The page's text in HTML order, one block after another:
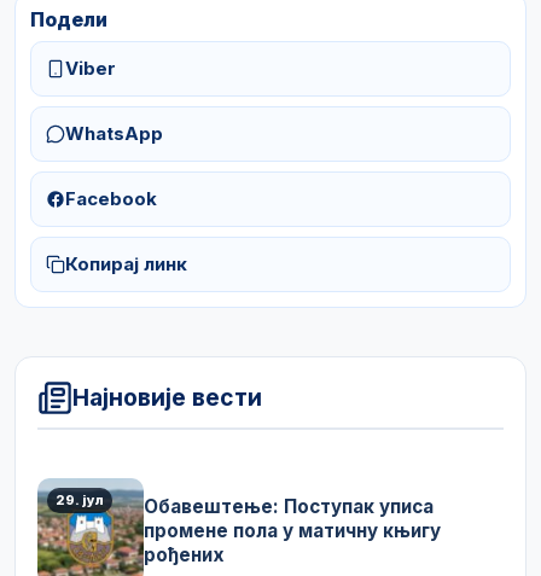
Подели
Viber
WhatsApp
Facebook
Копирај линк
Најновије вести
29. јул
Обавештење: Поступак уписа
промене пола у матичну књигу
рођених